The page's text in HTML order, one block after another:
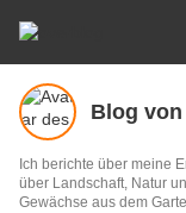
Blog
Ich berichte über meine
über Landschaft, Natur
Gewächse aus dem